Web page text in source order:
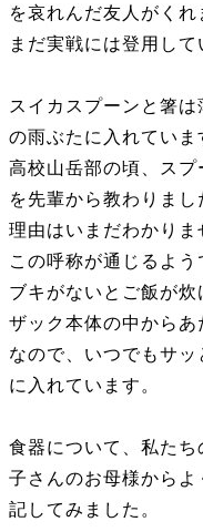
を哀れんだ友人がくれ
まだ実戦には登用して
スイカスプーンと箸
の雨ぶたに入れていま
高校山岳部の頃、ス
を先輩から教わりまし
理由はいまだわかり
この呼称が通じるよう
ブキがないとご飯が炊
ザック本体の中から
なので、いつでもサ
に入れています。
食器について、私た
子さんのお母様から
記してみました。